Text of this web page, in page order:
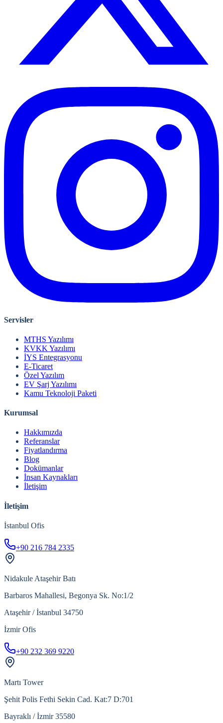
Servisler
MTHS Yazılımı
KVKK Yazılımı
İYS Entegrasyonu
E-Ticaret
Özel Yazılım
EV Şarj Yazılımı
Kamu Teknoloji Paketi
Kurumsal
Hakkımızda
Referanslar
Fiyatlandırma
Blog
Dokümanlar
İnsan Kaynakları
İletişim
İletişim
İstanbul Ofis
+90 216 784 2335
Nidakule Ataşehir Batı
Barbaros Mahallesi, Begonya Sk. No:1/2
Ataşehir / İstanbul 34750
İzmir Ofis
+90 232 369 9220
Martı Tower
Şehit Polis Fethi Sekin Cad. Kat:7 D:701
Bayraklı / İzmir 35580